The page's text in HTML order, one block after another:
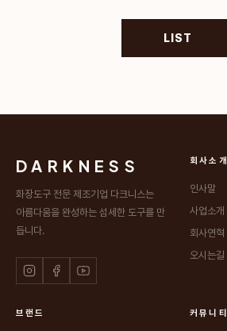
LIST
DARKNESS
화장도구 전문 제조기업 다크니스는
아름다움을 완성하는 섬세한 도구를 만
듭니다.
회사소개
인사말
사업소개
회사연혁
오시는길
브랜드 커뮤니티